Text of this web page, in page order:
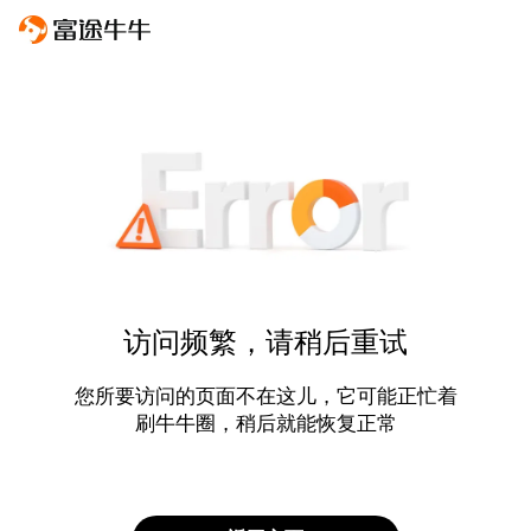
访问频繁，请稍后重试
您所要访问的页面不在这儿，它可能正忙着
刷牛牛圈，稍后就能恢复正常